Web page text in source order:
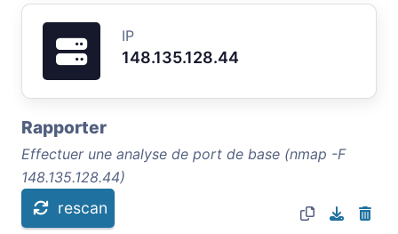
IP
148.135.128.44
Rapporter
Effectuer une analyse de port de base (nmap -F
148.135.128.44)
rescan